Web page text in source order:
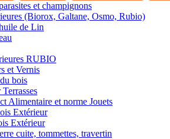
et champignons
(Biorox, Galtane, Osmo, Rubio)
de Lin
RUBIO
et Vernis
bois
Alimentaire et norme Jouets
Extérieur
Extérieur
cuite, tommettes, travertin